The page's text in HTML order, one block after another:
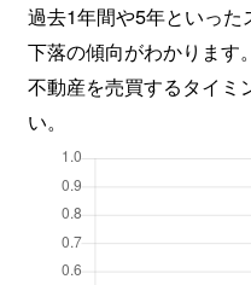
過去1年間や5年といった
下落の傾向がわかります。
不動産を売買するタイミ
い。